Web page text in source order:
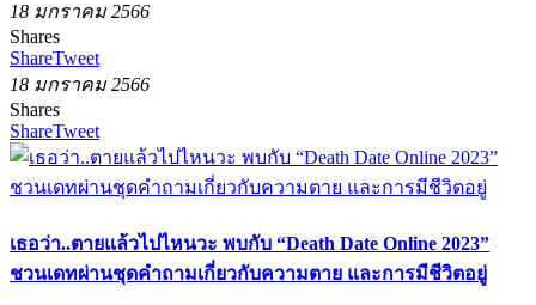
18 มกราคม 2566
Shares
ShareTweet
18 มกราคม 2566
Shares
ShareTweet
เธอว่า..ตายแล้วไปไหนวะ พบกับ “Death Date Online 2023”
ชวนเดทผ่านชุดคำถามเกี่ยวกับความตาย และการมีชีวิตอยู่